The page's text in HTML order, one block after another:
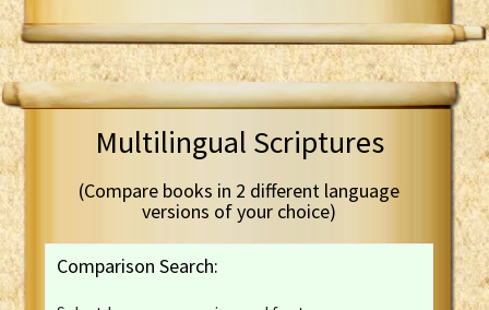
Multilingual Scriptures
(Compare books in 2 different language
versions of your choice)
Comparison Search: